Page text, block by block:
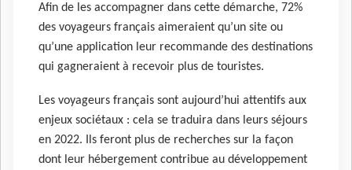
Afin de les accompagner dans cette démarche, 72%
des voyageurs français aimeraient qu’un site ou
qu’une application leur recommande des destinations
qui gagneraient à recevoir plus de touristes.
Les voyageurs français sont aujourd’hui attentifs aux
enjeux sociétaux : cela se traduira dans leurs séjours
en 2022. Ils feront plus de recherches sur la façon
dont leur hébergement contribue au développement